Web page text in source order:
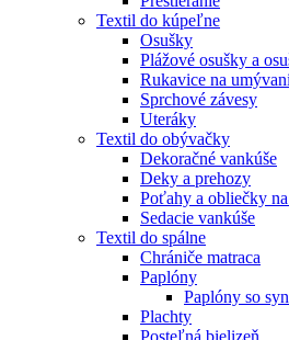
Textil do kúpeľne
Osušky
Plážové osušky a
Rukavice na
Sprchové závesy
Uteráky
Textil do obývačky
Dekoračné vankúše
Deky a prehozy
Poťahy a obliečky
Sedacie vankúše
Textil do spálne
Chrániče matraca
Paplóny
Paplóny so
Plachty
Posteľná bielizeň